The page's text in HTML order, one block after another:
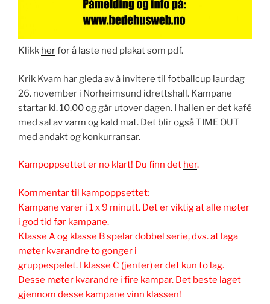
Klikk herfor å laste ned plakat som pdf.
Krik Kvam har gleda av å invitere til fotballcup laurdag
26. november i Norheimsund idrettshall. Kampane
startar kl. 10.00 og går utover dagen. I hallen er det kafé
med sal av varm og kald mat. Det blir også TIME OUT
med andakt og konkurransar.
Kampoppsettet er no klart! Du finn det her.
Kommentar til kampoppsettet:
Kampane varer i 1 x 9 minutt. Det er viktig at alle møter
i god tid før kampane.
Klasse A og klasse B spelar dobbel serie, dvs. at laga
møter kvarandre to gonger i
gruppespelet. I klasse C (jenter) er det kun to lag.
Desse møter kvarandre i fire kampar. Det beste laget
gjennom desse kampane vinn klassen!